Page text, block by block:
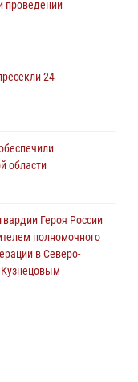
проведении
24
области
Героя России
полномочного
в Северо-